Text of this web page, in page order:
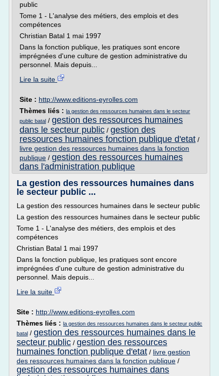
public
Tome 1 - L'analyse des métiers, des emplois et des
compétences
Christian Batal 1 mai 1997
Dans la fonction publique, les pratiques sont encore
imprégnées d'une culture de gestion administrative du
personnel. Mais depuis...
Lire la suite
Site : http://www.editions-eyrolles.com
Thèmes liés : la gestion des ressources humaines dans le secteur
public batal / gestion des ressources humaines
dans le secteur public / gestion des
ressources humaines fonction publique d'etat /
livre gestion des ressources humaines dans la fonction
publique / gestion des ressources humaines
dans l'administration publique
La gestion des ressources humaines dans
le secteur public ...
La gestion des ressources humaines dans le secteur public
La gestion des ressources humaines dans le secteur public
Tome 1 - L'analyse des métiers, des emplois et des
compétences
Christian Batal 1 mai 1997
Dans la fonction publique, les pratiques sont encore
imprégnées d'une culture de gestion administrative du
personnel. Mais depuis...
Lire la suite
Site : http://www.editions-eyrolles.com
Thèmes liés : la gestion des ressources humaines dans le secteur public
batal / gestion des ressources humaines dans le
secteur public / gestion des ressources
humaines fonction publique d'etat / livre gestion
des ressources humaines dans la fonction publique /
gestion des ressources humaines dans